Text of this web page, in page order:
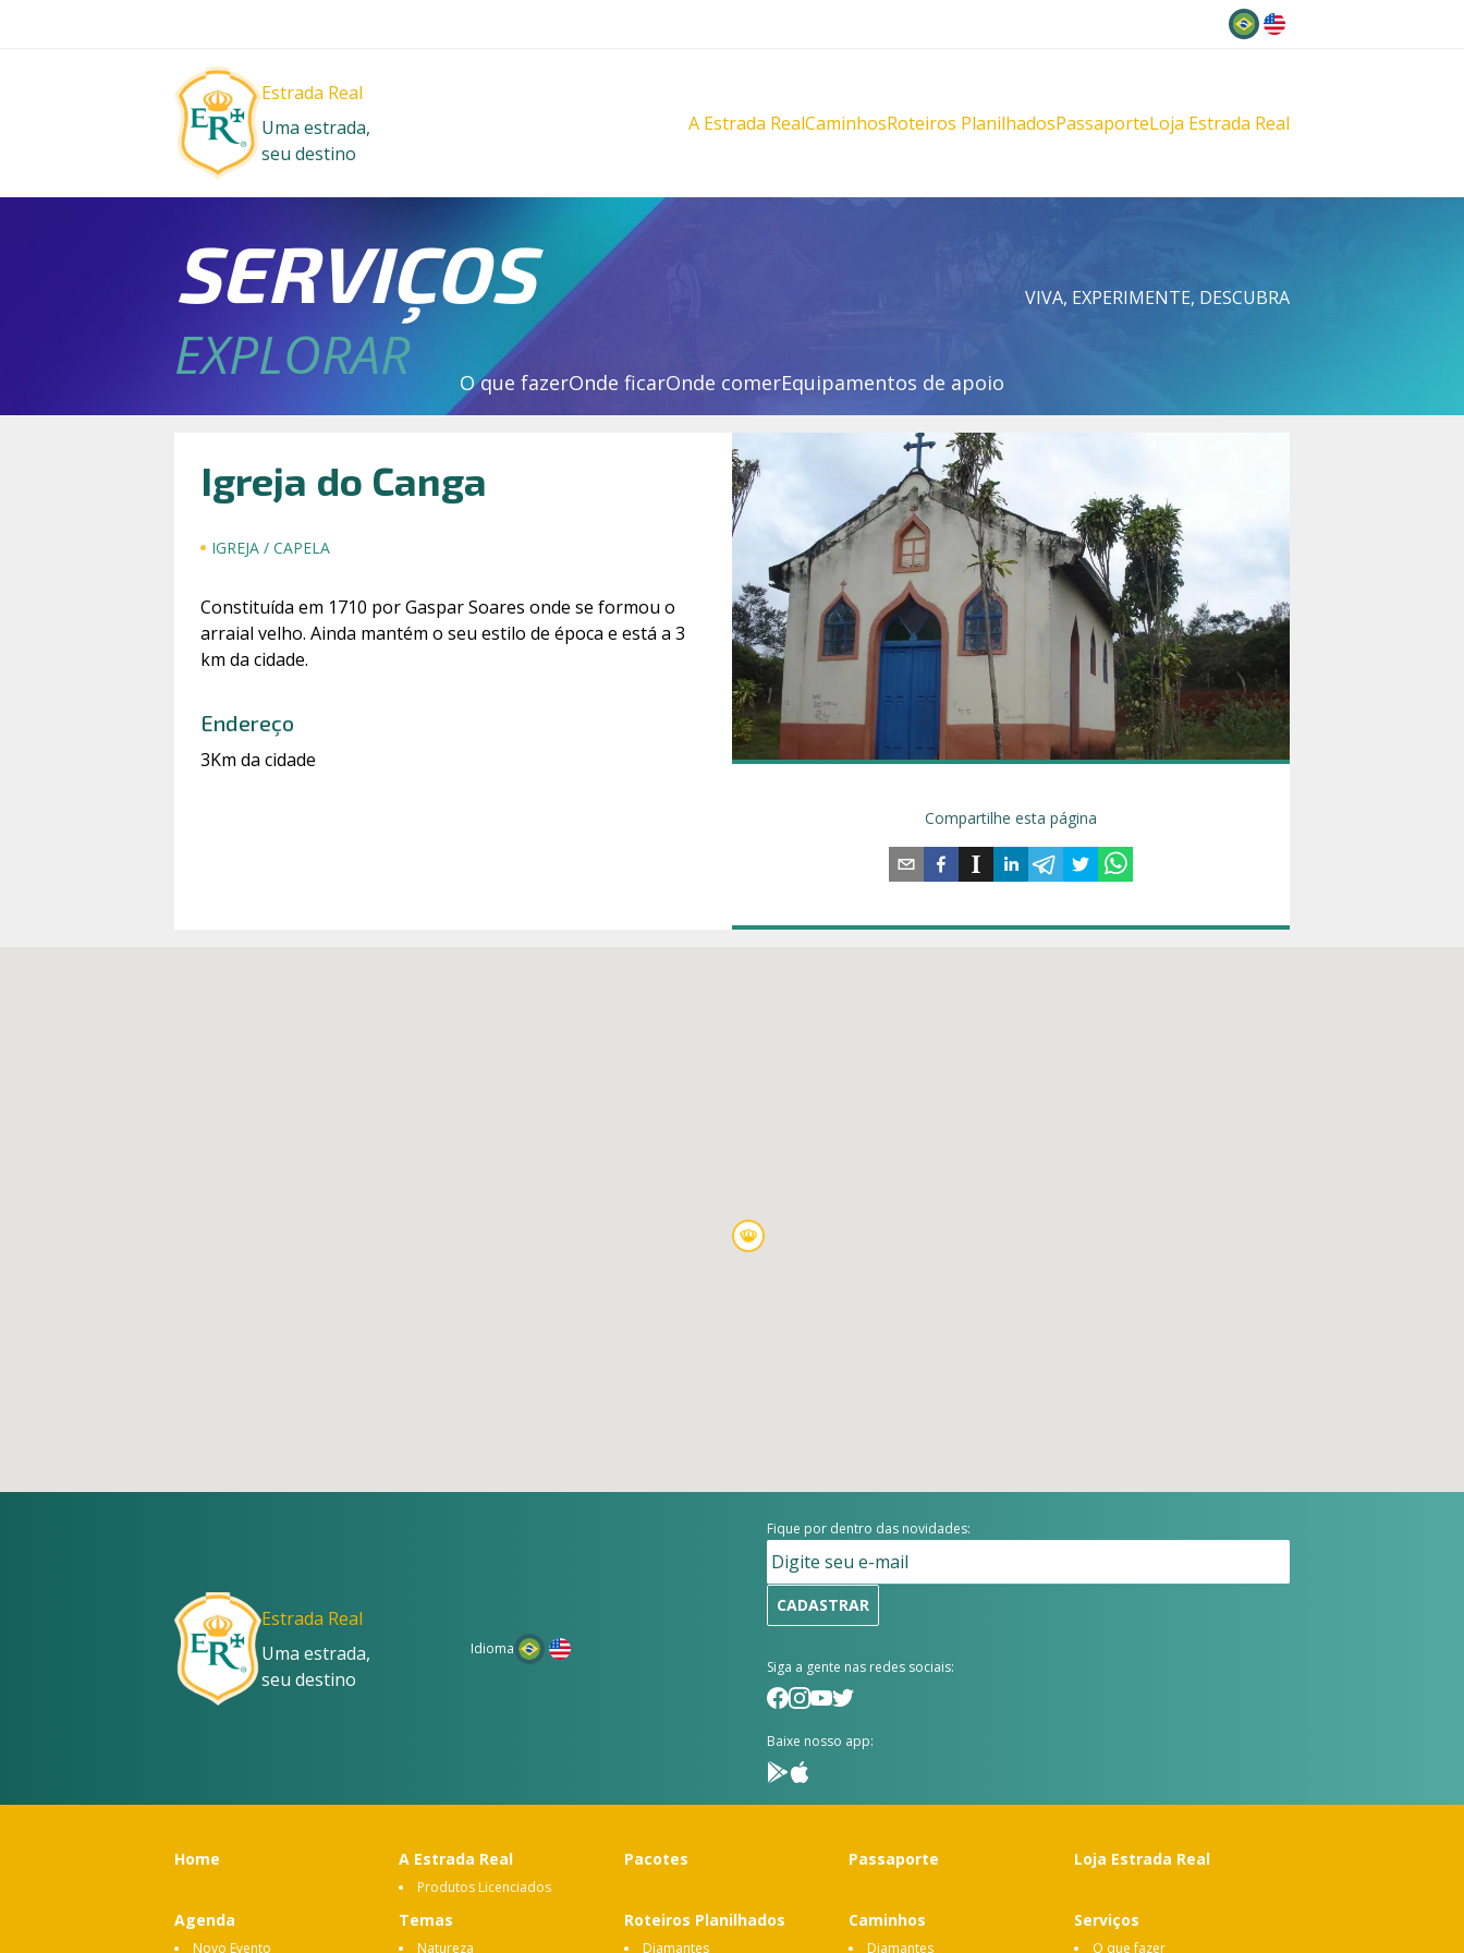
Estrada Real
Uma estrada,
seu destino
A Estrada RealCaminhosRoteiros PlanilhadosPassaporteLoja Estrada Real
SERVIÇOS VIVA, EXPERIMENTE, DESCUBRA
EXPLORAR O que fazerOnde ficarOnde comerEquipamentos de apoio
Igreja do Canga
IGREJA / CAPELA
Constituída em 1710 por Gaspar Soares onde se formou o
arraial velho. Ainda mantém o seu estilo de época e está a 3
km da cidade.
Endereço
3Km da cidade
Compartilhe esta página
Estrada Real
Uma estrada,
seu destino
Idioma
Fique por dentro das novidades:
CADASTRAR
Siga a gente nas redes sociais:
Baixe nosso app:
Home A Estrada Real
Produtos Licenciados
Pacotes Passaporte Loja Estrada Real
Agenda
Novo Evento
Temas
Natureza
Roteiros Planilhados
Diamantes
Caminhos
Diamantes
Serviços
O que fazer